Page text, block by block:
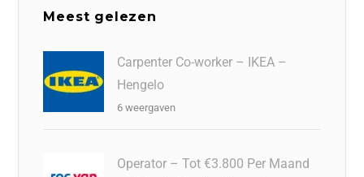
Meest gelezen
Carpenter Co-worker – IKEA –
Hengelo
6 weergaven
Operator – Tot €3.800 Per Maand